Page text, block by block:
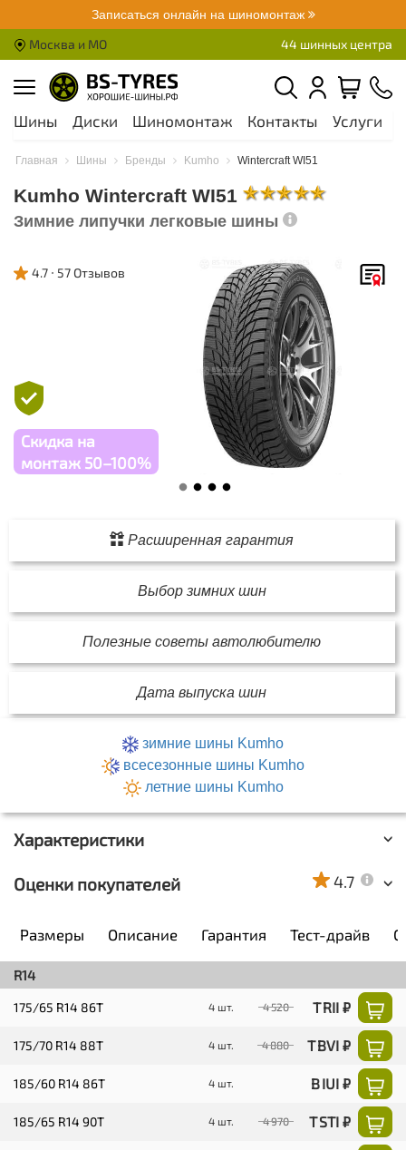
Записаться онлайн на шиномонтаж
Москва и МО 44 шинных центра
Шины Диски Шиномонтаж Контакты Услуги
Главная Шины Бренды Kumho Wintercraft WI51
Kumho Wintercraft WI51
Зимние липучки легковые шины
4.7 57 Отзывов
Скидка на
монтаж 50–100%
Расширенная гарантия
Выбор зимних шин
Полезные советы автолюбителю
Дата выпуска шин
зимние шины Kumho
всесезонные шины Kumho
летние шины Kumho
Характеристики
Оценки покупателей 4.7
Размеры Описание Гарантия Тест-драйв
R14
175/65 R14 86T 4 шт. 4 520 T RII ₽
175/70 R14 88T 4 шт. 4 880 T BVI ₽
185/60 R14 86T 4 шт. B IUI ₽
185/65 R14 90T 4 шт. 4 970 T STI ₽